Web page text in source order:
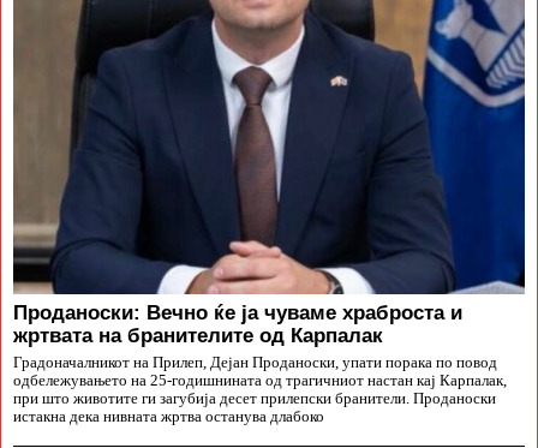
Проданоски: Вечно ќе ја чуваме храброста и
жртвата на бранителите од Карпалак
Градоначалникот на Прилеп, Дејан Проданоски, упати порака по повод
одбележувањето на 25-годишнината од трагичниот настан кај Карпалак,
при што животите ги загубија десет прилепски бранители. Проданоски
истакна дека нивната жртва останува длабоко